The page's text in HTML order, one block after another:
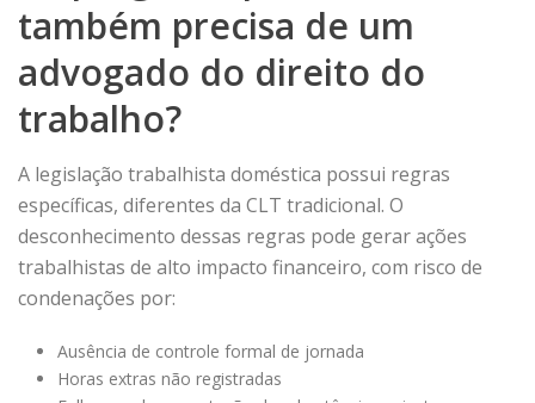
também precisa de um
advogado do direito do
trabalho?
A legislação trabalhista doméstica possui regras
específicas, diferentes da CLT tradicional. O
desconhecimento dessas regras pode gerarações
trabalhistas de alto impacto financeiro, com risco de
condenações por:
Ausência de controle formal de jornada
Horas extras não registradas